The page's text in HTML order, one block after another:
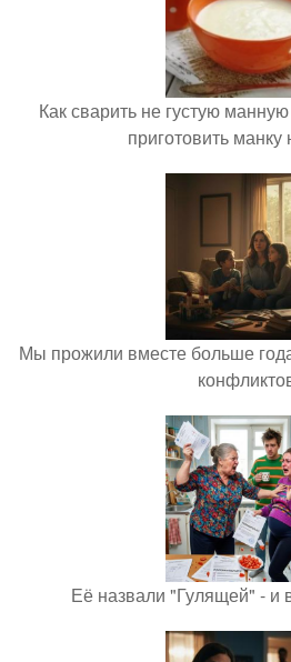
Как сварить не густую
приготовить
Мы прожили вместе больше
Её назвали "Гулящей" - и